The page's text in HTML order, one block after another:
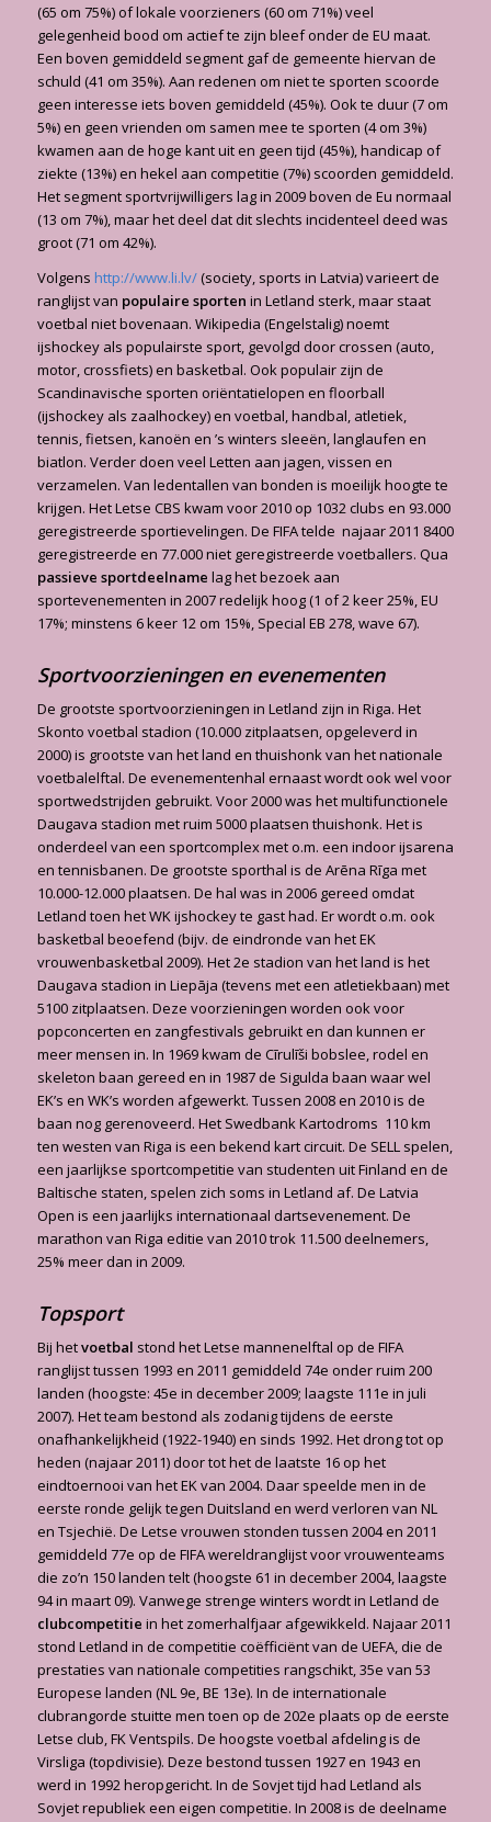
(65 om 75%) of lokale voorzieners (60 om 71%) veel
gelegenheid bood om actief te zijn bleef onder de EU maat.
Een boven gemiddeld segment gaf de gemeente hiervan de
schuld (41 om 35%). Aan redenen om niet te sporten scoorde
geen interesse iets boven gemiddeld (45%). Ook te duur (7 om
5%) en geen vrienden om samen mee te sporten (4 om 3%)
kwamen aan de hoge kant uit en geen tijd (45%), handicap of
ziekte (13%) en hekel aan competitie (7%) scoorden gemiddeld.
Het segment sportvrijwilligers lag in 2009 boven de Eu normaal
(13 om 7%), maar het deel dat dit slechts incidenteel deed was
groot (71 om 42%).
Volgens http://www.li.lv/(society, sports in Latvia) varieert de
ranglijst van populaire sporten in Letland sterk, maar staat
voetbal niet bovenaan. Wikipedia (Engelstalig) noemt
ijshockey als populairste sport, gevolgd door crossen (auto,
motor, crossfiets) en basketbal. Ook populair zijn de
Scandinavische sporten oriëntatielopen en floorball
(ijshockey als zaalhockey) en voetbal, handbal, atletiek,
tennis, fietsen, kanoën en ’s winters sleeën, langlaufen en
biatlon. Verder doen veel Letten aan jagen, vissen en
verzamelen. Van ledentallen van bonden is moeilijk hoogte te
krijgen. Het Letse CBS kwam voor 2010 op 1032 clubs en 93.000
geregistreerde sportievelingen. De FIFA telde najaar 2011 8400
geregistreerde en 77.000 niet geregistreerde voetballers. Qua
passieve sportdeelname lag het bezoek aan
sportevenementen in 2007 redelijk hoog (1 of 2 keer 25%, EU
17%; minstens 6 keer 12 om 15%, Special EB 278, wave 67).
Sportvoorzieningen en evenementen
De grootste sportvoorzieningen in Letland zijn in Riga. Het
Skonto voetbal stadion (10.000 zitplaatsen, opgeleverd in
2000) is grootste van het land en thuishonk van het nationale
voetbalelftal. De evenementenhal ernaast wordt ook wel voor
sportwedstrijden gebruikt. Voor 2000 was het multifunctionele
Daugava stadion met ruim 5000 plaatsen thuishonk. Het is
onderdeel van een sportcomplex met o.m. een indoor ijsarena
en tennisbanen. De grootste sporthal is de Arēna Rīga met
10.000-12.000 plaatsen. De hal was in 2006 gereed omdat
Letland toen het WK ijshockey te gast had. Er wordt o.m. ook
basketbal beoefend (bijv. de eindronde van het EK
vrouwenbasketbal 2009). Het 2e stadion van het land is het
Daugava stadion in Liepāja (tevens met een atletiekbaan) met
5100 zitplaatsen. Deze voorzieningen worden ook voor
popconcerten en zangfestivals gebruikt en dan kunnen er
meer mensen in. In 1969 kwam de Cīrulīši bobslee, rodel en
skeleton baan gereed en in 1987 de Sigulda baan waar wel
EK’s en WK’s worden afgewerkt. Tussen 2008 en 2010 is de
baan nog gerenoveerd. Het Swedbank Kartodroms 110 km
ten westen van Riga is een bekend kart circuit. De SELL spelen,
een jaarlijkse sportcompetitie van studenten uit Finland en de
Baltische staten, spelen zich soms in Letland af. De Latvia
Open is een jaarlijks internationaal dartsevenement. De
marathon van Riga editie van 2010 trok 11.500 deelnemers,
25% meer dan in 2009.
Topsport
Bij hetvoetbal stond het Letse mannenelftal op de FIFA
ranglijst tussen 1993 en 2011 gemiddeld 74e onder ruim 200
landen (hoogste: 45e in december 2009; laagste 111e in juli
2007). Het team bestond als zodanig tijdens de eerste
onafhankelijkheid (1922-1940) en sinds 1992. Het drong tot op
heden (najaar 2011) door tot het de laatste 16 op het
eindtoernooi van het EK van 2004. Daar speelde men in de
eerste ronde gelijk tegen Duitsland en werd verloren van NL
en Tsjechië. De Letse vrouwen stonden tussen 2004 en 2011
gemiddeld 77e op de FIFA wereldranglijst voor vrouwenteams
die zo’n 150 landen telt (hoogste 61 in december 2004, laagste
94 in maart 09). Vanwege strenge winters wordt in Letland de
clubcompetitie in het zomerhalfjaar afgewikkeld. Najaar 2011
stond Letland in de competitie coëfficiënt van de UEFA, die de
prestaties van nationale competities rangschikt, 35e van 53
Europese landen (NL 9e, BE 13e). In de internationale
clubrangorde stuitte men toen op de 202e plaats op de eerste
Letse club, FK Ventspils. De hoogste voetbal afdeling is de
Virsliga (topdivisie). Deze bestond tussen 1927 en 1943 en
werd in 1992 heropgericht. In de Sovjet tijd had Letland als
Sovjet republiek een eigen competitie. In 2008 is de deelname